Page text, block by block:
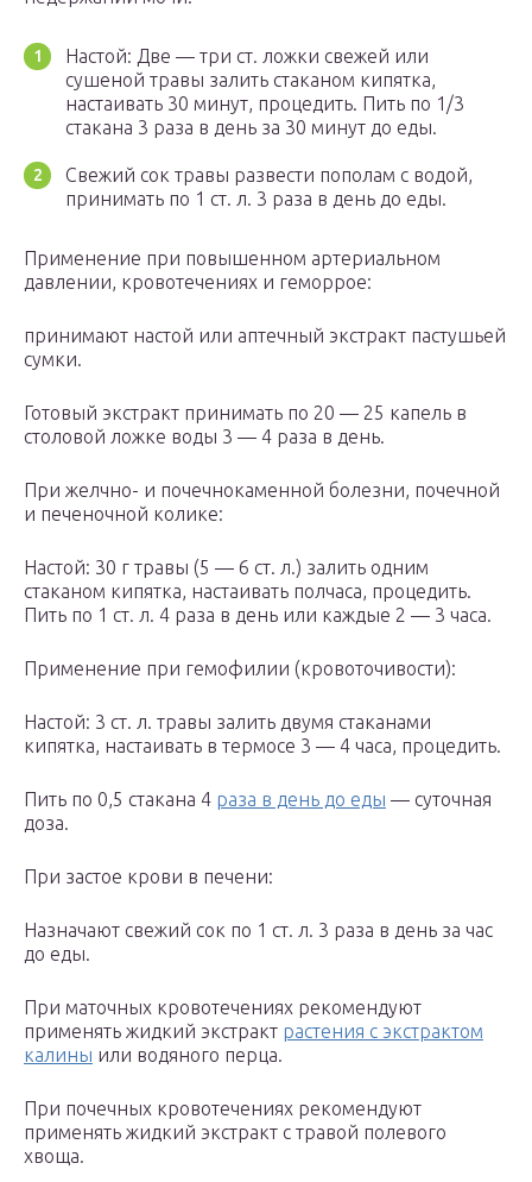
Настой: Две — три ст. ложки свежей или
сушеной травы залить стаканом кипятка,
настаивать 30 минут, процедить. Пить по 1/3
стакана 3 раза в день за 30 минут до еды.
Свежий сок травы развести пополам с водой,
принимать по 1 ст. л. 3 раза в день до еды.
Применение при повышенном артериальном
давлении, кровотечениях и геморрое:
принимают настой или аптечный экстракт пастушьей
сумки.
Готовый экстракт принимать по 20 — 25 капель в
столовой ложке воды 3 — 4 раза в день.
При желчно- и почечнокаменной болезни, почечной
и печеночной колике:
Настой: 30 г травы (5 — 6 ст. л.) залить одним
стаканом кипятка, настаивать полчаса, процедить.
Пить по 1 ст. л. 4 раза в день или каждые 2 — 3 часа.
Применение при гемофилии (кровоточивости):
Настой: 3 ст. л. травы залить двумя стаканами
кипятка, настаивать в термосе 3 — 4 часа, процедить.
Пить по 0,5 стакана 4 раза в день до еды — суточная
доза.
При застое крови в печени:
Назначают свежий сок по 1 ст. л. 3 раза в день за час
до еды.
При маточных кровотечениях рекомендуют
применять жидкий экстракт растения с экстрактом
калины или водяного перца.
При почечных кровотечениях рекомендуют
применять жидкий экстракт с травой полевого
хвоща.